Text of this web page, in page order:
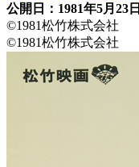
公開日：1981年5月23日
©1981松竹株式会社
©1981松竹株式会社